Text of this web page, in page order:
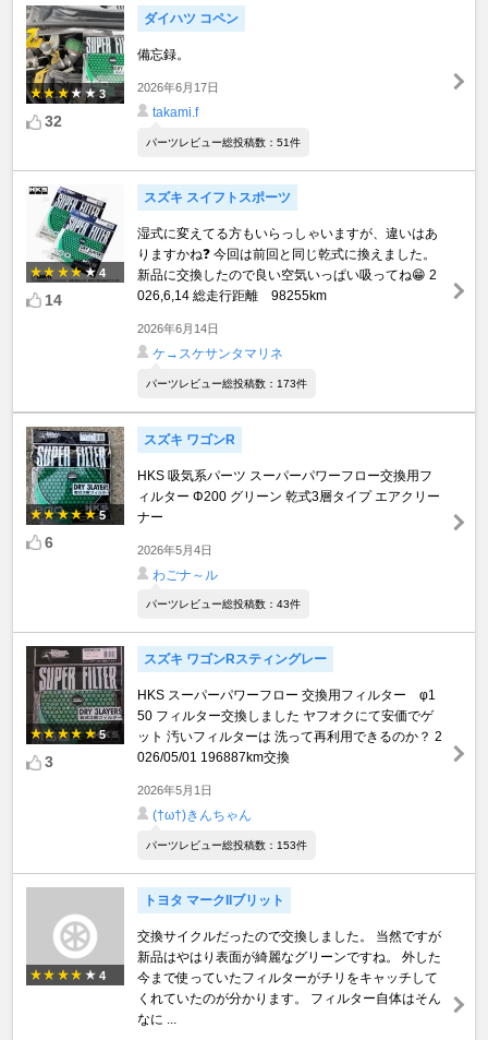
3
32
ダイハツ コペン
備忘録。
2026年6月17日
takami.f
パーツレビュー総投稿数：51件
4
14
スズキ スイフトスポーツ
湿式に変えてる方もいらっしゃいますが、違いはあ
りますかね❓ 今回は前回と同じ乾式に換えました。
新品に交換したので良い空気いっぱい吸ってね😁 2
026,6,14 総走行距離 98255km
2026年6月14日
ケ→スケサンタマリネ
パーツレビュー総投稿数：173件
5
6
スズキ ワゴンR
HKS 吸気系パーツ スーパーパワーフロー交換用フ
ィルター Φ200 グリーン 乾式3層タイプ エアクリー
ナー
2026年5月4日
わごナ～ル
パーツレビュー総投稿数：43件
5
3
スズキ ワゴンRスティングレー
HKS スーパーパワーフロー 交換用フィルター φ1
50 フィルター交換しました ヤフオクにて安価でゲ
ット 汚いフィルターは 洗って再利用できるのか？ 2
026/05/01 196887km交換
2026年5月1日
(†ω†)きんちゃん
パーツレビュー総投稿数：153件
4
トヨタ マークIIブリット
交換サイクルだったので交換しました。 当然ですが
新品はやはり表面が綺麗なグリーンですね。 外した
今まで使っていたフィルターがチリをキャッチして
くれていたのが分かります。 フィルター自体はそん
なに ...